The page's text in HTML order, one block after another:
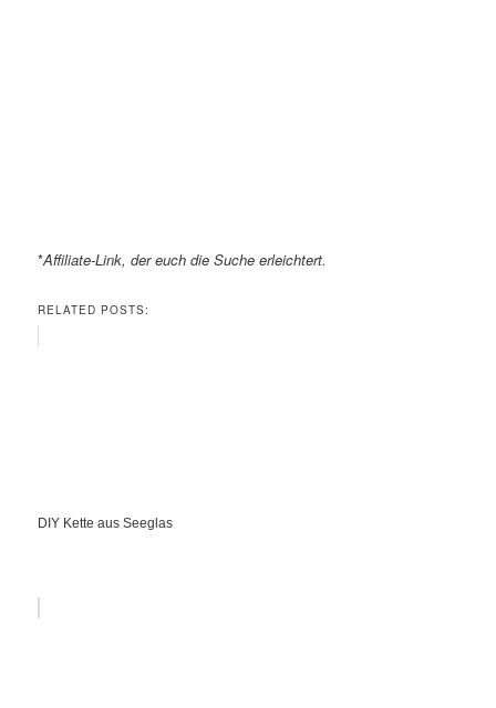
*Affiliate-Link, der euch die Suche erleichtert.
RELATED POSTS:
DIY Kette aus Seeglas